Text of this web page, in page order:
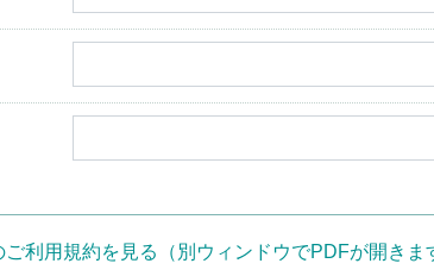
利用規約を見る（別ウィンドウでPDFが開きま